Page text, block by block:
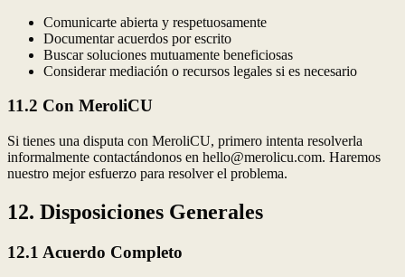
Comunicarte abierta y respetuosamente
Documentar acuerdos por escrito
Buscar soluciones mutuamente beneficiosas
Considerar mediación o recursos legales si es necesario
11.2 Con MeroliCU
Si tienes una disputa con MeroliCU, primero intenta resolverla
informalmente contactándonos en hello@merolicu.com. Haremos
nuestro mejor esfuerzo para resolver el problema.
12. Disposiciones Generales
12.1 Acuerdo Completo